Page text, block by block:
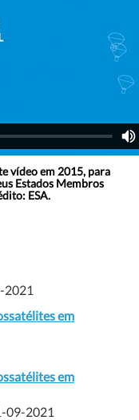
vídeo em 2015, para
Estados Membros
ESA.
2021
em
em
09-2021